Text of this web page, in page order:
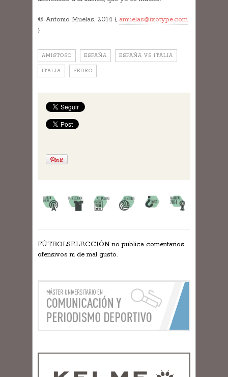
© Antonio Muelas, 2014 { amuelas@ixotype.com
}
AMISTOSO ESPAÑA ESPAÑA VS ITALIA
ITALIA PEDRO
FÚTBOLSELECCIÓN no publica comentarios
ofensivos ni de mal gusto.